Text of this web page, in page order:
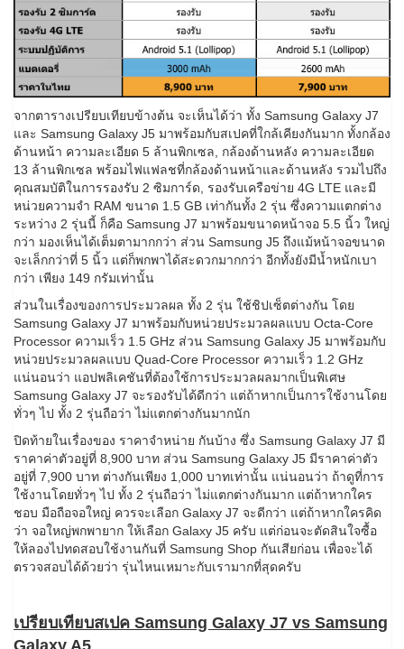
จากตารางเปรียบเทียบข้างต้น จะเห็นได้ว่า ทั้ง Samsung Galaxy J7
และ Samsung Galaxy J5 มาพร้อมกับสเปคที่ใกล้เคียงกันมาก ทั้งกล้อง
ด้านหน้า ความละเอียด 5 ล้านพิกเซล, กล้องด้านหลัง ความละเอียด
13 ล้านพิกเซล พร้อมไฟแฟลชที่กล้องด้านหน้าและด้านหลัง รวมไปถึง
คุณสมบัติในการรองรับ 2 ซิมการ์ด, รองรับเครือข่าย 4G LTE และมี
หน่วยความจำ RAM ขนาด 1.5 GB เท่ากันทั้ง 2 รุ่น ซึ่งความแตกต่าง
ระหว่าง 2 รุ่นนี้ ก็คือ Samsung J7 มาพร้อมขนาดหน้าจอ 5.5 นิ้ว ใหญ่
กว่า มองเห็นได้เต็มตามากกว่า ส่วน Samsung J5 ถึงแม้หน้าจอขนาด
จะเล็กกว่าที่ 5 นิ้ว แต่ก็พกพาได้สะดวกมากกว่า อีกทั้งยังมีน้ำหนักเบา
กว่า เพียง 149 กรัมเท่านั้น
ส่วนในเรื่องของการประมวลผล ทั้ง 2 รุ่น ใช้ชิปเซ็ตต่างกัน โดย
Samsung Galaxy J7 มาพร้อมกับหน่วยประมวลผลแบบ Octa-Core
Processor ความเร็ว 1.5 GHz ส่วน Samsung Galaxy J5 มาพร้อมกับ
หน่วยประมวลผลแบบ Quad-Core Processor ความเร็ว 1.2 GHz
แน่นอนว่า แอปพลิเคชันที่ต้องใช้การประมวลผลมากเป็นพิเศษ
Samsung Galaxy J7 จะรองรับได้ดีกว่า แต่ถ้าหากเป็นการใช้งานโดย
ทั่วๆ ไป ทั้ง 2 รุ่นถือว่า ไม่แตกต่างกันมากนัก
ปิดท้ายในเรื่องของ ราคาจำหน่าย กันบ้าง ซึ่ง Samsung Galaxy J7 มี
ราคาค่าตัวอยู่ที่ 8,900 บาท ส่วน Samsung Galaxy J5 มีราคาค่าตัว
อยู่ที่ 7,900 บาท ต่างกันเพียง 1,000 บาทเท่านั้น แน่นอนว่า ถ้าดูที่การ
ใช้งานโดยทั่วๆ ไป ทั้ง 2 รุ่นถือว่า ไม่แตกต่างกันมาก แต่ถ้าหากใคร
ชอบ มือถือจอใหญ่ ควรจะเลือก Galaxy J7 จะดีกว่า แต่ถ้าหากใครคิด
ว่า จอใหญ่พกพายาก ให้เลือก Galaxy J5 ครับ แต่ก่อนจะตัดสินใจซื้อ
ให้ลองไปทดสอบใช้งานกันที่ Samsung Shop กันเสียก่อน เพื่อจะได้
ตรวจสอบได้ด้วยว่า รุ่นไหนเหมาะกับเรามากที่สุดครับ
เปรียบเทียบสเปค Samsung Galaxy J7 vs Samsung